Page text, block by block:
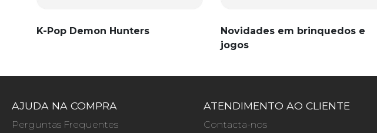
K-Pop Demon Hunters
Novidades em brinquedos e
jogos
AJUDA NA COMPRA
Perguntas Frequentes
ATENDIMENTO AO CLIENTE
Contacta-nos